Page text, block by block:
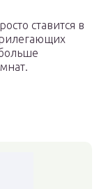
ставится в